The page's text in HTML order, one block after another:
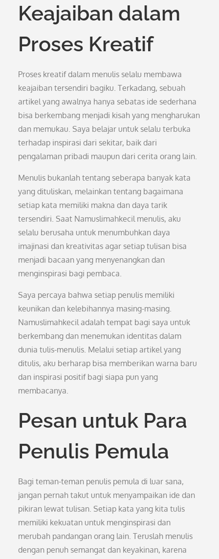
Keajaiban dalam
Proses Kreatif
Proses kreatif dalam menulis selalu membawa
keajaiban tersendiri bagiku. Terkadang, sebuah
artikel yang awalnya hanya sebatas ide sederhana
bisa berkembang menjadi kisah yang mengharukan
dan memukau. Saya belajar untuk selalu terbuka
terhadap inspirasi dari sekitar, baik dari
pengalaman pribadi maupun dari cerita orang lain.
Menulis bukanlah tentang seberapa banyak kata
yang dituliskan, melainkan tentang bagaimana
setiap kata memiliki makna dan daya tarik
tersendiri. Saat Namuslimahkecil menulis, aku
selalu berusaha untuk menumbuhkan daya
imajinasi dan kreativitas agar setiap tulisan bisa
menjadi bacaan yang menyenangkan dan
menginspirasi bagi pembaca.
Saya percaya bahwa setiap penulis memiliki
keunikan dan kelebihannya masing-masing.
Namuslimahkecil adalah tempat bagi saya untuk
berkembang dan menemukan identitas dalam
dunia tulis-menulis. Melalui setiap artikel yang
ditulis, aku berharap bisa memberikan warna baru
dan inspirasi positif bagi siapa pun yang
membacanya.
Pesan untuk Para
Penulis Pemula
Bagi teman-teman penulis pemula di luar sana,
jangan pernah takut untuk menyampaikan ide dan
pikiran lewat tulisan. Setiap kata yang kita tulis
memiliki kekuatan untuk menginspirasi dan
merubah pandangan orang lain. Teruslah menulis
dengan penuh semangat dan keyakinan, karena